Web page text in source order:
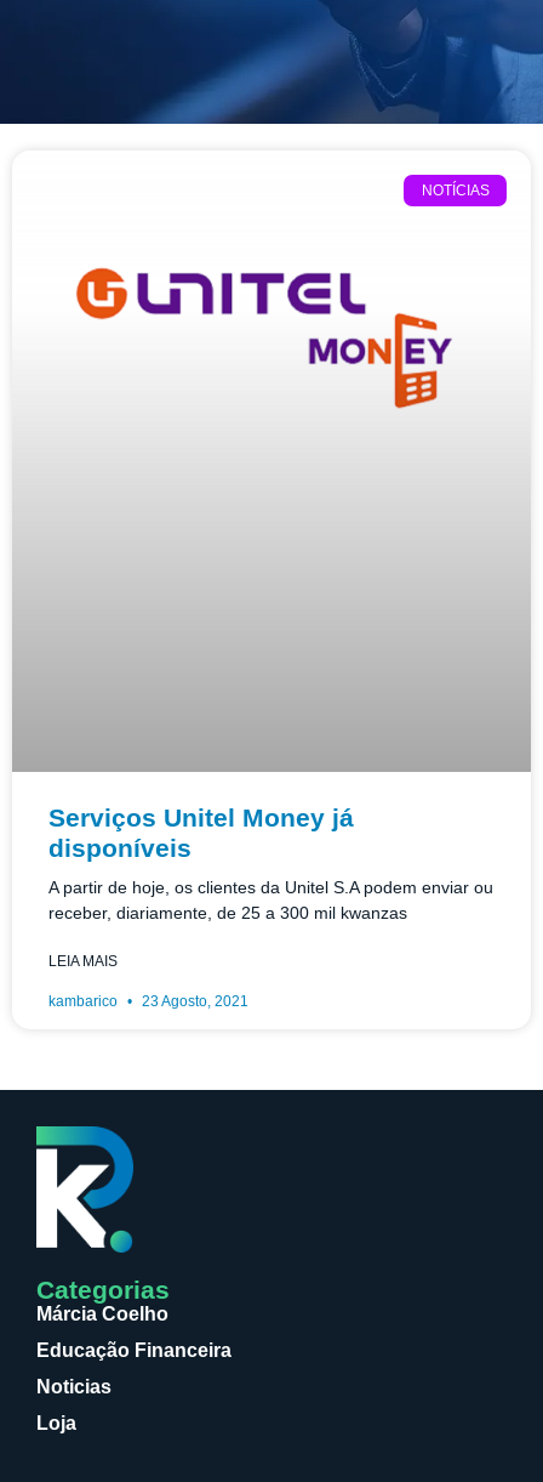
NOTÍCIAS
Serviços Unitel Money já
disponíveis
A partir de hoje, os clientes da Unitel S.A podem enviar ou
receber, diariamente, de 25 a 300 mil kwanzas
LEIA MAIS
kambarico 23 Agosto, 2021
Categorias
Márcia Coelho
Educação Financeira
Noticias
Loja